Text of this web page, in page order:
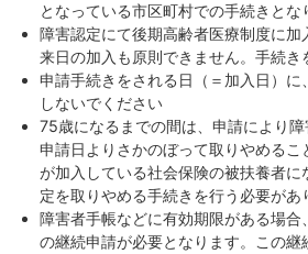
となっている市区町村での手続きとな
障害認定にて後期高齢者医療制度に
来日の加入も原則できません。手続
申請手続きをされる日（＝加入日）
しないでください
75歳になるまでの間は、申請により
申請日よりさかのぼって取りやめる
が加入している社会保険の被扶養者
定を取りやめる手続きを行う必要があ
障害者手帳などに有効期限がある場
の継続申請が必要となります。この